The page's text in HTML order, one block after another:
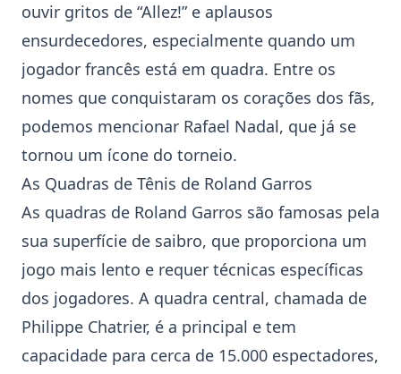
ouvir gritos de “Allez!” e aplausos
ensurdecedores, especialmente quando um
jogador francês está em quadra. Entre os
nomes que conquistaram os corações dos fãs,
podemos mencionar Rafael Nadal, que já se
tornou um ícone do torneio.
As Quadras de Tênis de Roland Garros
As quadras de Roland Garros são famosas pela
sua superfície de saibro, que proporciona um
jogo mais lento e requer técnicas específicas
dos jogadores. A quadra central, chamada de
Philippe Chatrier, é a principal e tem
capacidade para cerca de 15.000 espectadores,